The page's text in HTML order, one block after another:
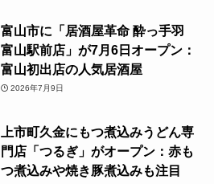
富山市に「居酒屋革命 酔っ手羽
富山駅前店」が7月6日オープン：
富山初出店の人気居酒屋
2026年7月9日
上市町久金にもつ煮込みうどん専
門店「つるぎ」がオープン：赤も
つ煮込みや焼き豚煮込みも注目